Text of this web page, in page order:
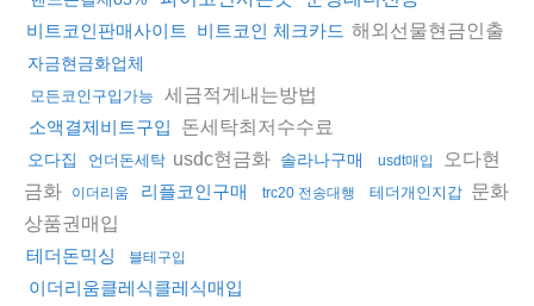
비트코인판매사이트
비트코인 체크카드 해외선물현금인출
자금현금화업체
모든코인구입가능 세금적게내는방법
소액결제비트구입 돈세탁최저수수료
오다집 언더돈세탁 usdc현금화 솔라나구매 usdt매입
오다현
금화
이더리움 리플코인구매 trc20 전송대행 테더개인지갑 문화
상품권매입
테더돈믹싱 블테구입
이더리움클레식클레식매입